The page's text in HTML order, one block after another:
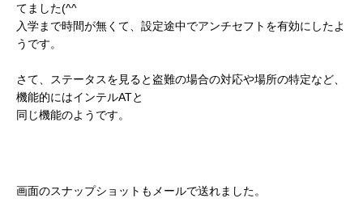
てました(^^ゞ
入学まで時間が無くて、設定途中でアンチセフトを有効にしたよ
うです。
さて、ステータスを見ると盗難の場合の対応や場所の特定など、
機能的にはインテルATと
同じ機能のようです。
画面のスナップショットもメールで送れました。